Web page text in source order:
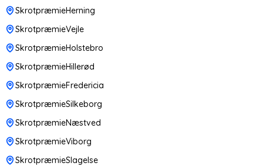
SkrotpræmieHerning
SkrotpræmieVejle
SkrotpræmieHolstebro
SkrotpræmieHillerød
SkrotpræmieFredericia
SkrotpræmieSilkeborg
SkrotpræmieNæstved
SkrotpræmieViborg
SkrotpræmieSlagelse